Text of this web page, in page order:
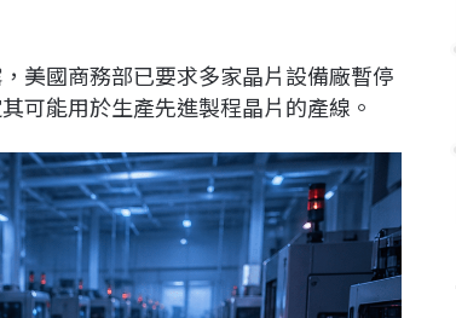
美國商務部已要求多家晶片設備廠暫停
可能用於生產先進製程晶片的產線。